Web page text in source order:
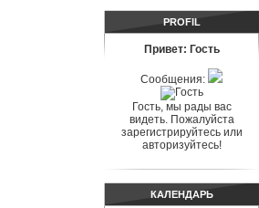
PROFIL
Привет: Гость
Сообщения:
Гость, мы рады вас
видеть. Пожалуйста
зарегистрируйтесь или
авторизуйтесь!
КАЛЕНДАРЬ